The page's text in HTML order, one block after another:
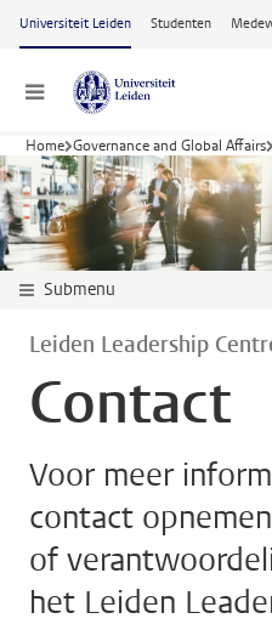
Ga naar hoofdinhoud
Universiteit Leiden Studenten
Menu
Home Governance and Global Affairs
Submenu
Leiden Leadership
Contact
Voor meer
contact
of
het Leiden